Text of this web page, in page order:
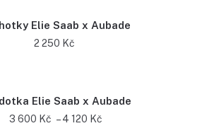
Elie Saab x Aubade
2 250 Kč
Elie Saab x Aubade
3 600 Kč –4 120 Kč